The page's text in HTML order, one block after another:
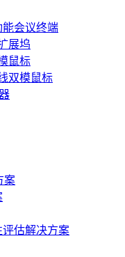
能会议终端
展坞
鼠标
双模鼠标
案
估解决方案